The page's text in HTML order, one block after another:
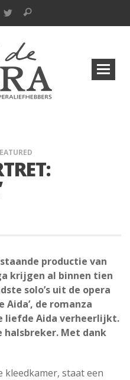
productie van
krijgen al binnen tien
solo’s uit de opera
Aida’, de romanza
liefde Aida verheerlijkt.
halsbreker. Met dank
kleedkamer, staat een